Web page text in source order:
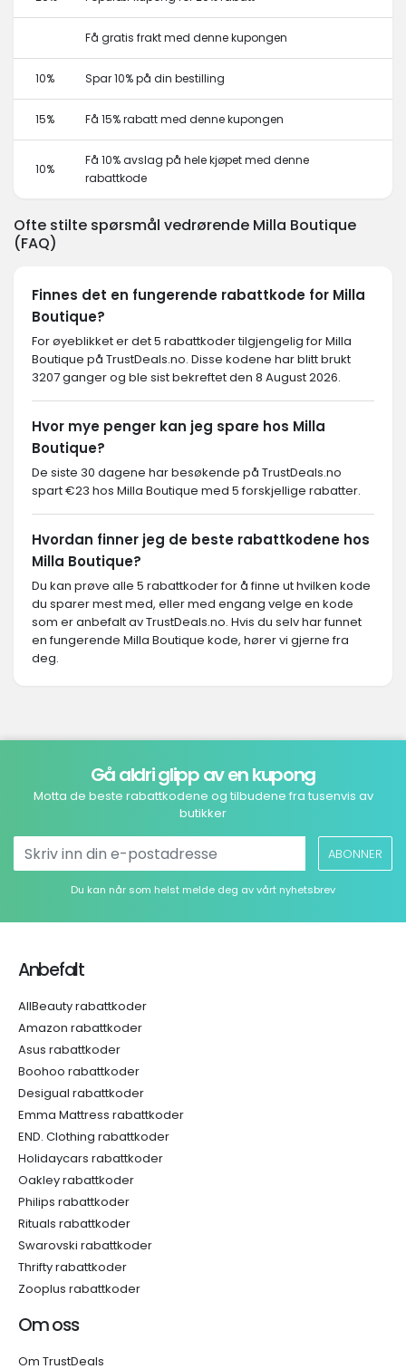
Få gratis frakt med denne kupongen
10% Spar 10% på din bestilling
15% Få 15% rabatt med denne kupongen
10%
Få 10% avslag på hele kjøpet med denne
rabattkode
Ofte stilte spørsmål vedrørende Milla Boutique
(FAQ)
Finnes det en fungerende rabattkode for Milla
Boutique?
For øyeblikket er det 5 rabattkoder tilgjengelig for Milla
Boutique på TrustDeals.no. Disse kodene har blitt brukt
3207 ganger og ble sist bekreftet den 8 August 2026.
Hvor mye penger kan jeg spare hos Milla
Boutique?
De siste 30 dagene har besøkende på TrustDeals.no
spart €23 hos Milla Boutique med 5 forskjellige rabatter.
Hvordan finner jeg de beste rabattkodene hos
Milla Boutique?
Du kan prøve alle 5 rabattkoder for å finne ut hvilken kode
du sparer mest med, eller med engang velge en kode
som er anbefalt av TrustDeals.no. Hvis du selv har funnet
en fungerende Milla Boutique kode, hører vi gjerne fra
deg.
Gå aldri glipp av en kupong
Motta de beste rabattkodene og tilbudene fra tusenvis av
butikker
ABONNER
Du kan når som helst melde deg av vårt nyhetsbrev
Anbefalt
AllBeauty rabattkoder
Amazon rabattkoder
Asus rabattkoder
Boohoo rabattkoder
Desigual rabattkoder
Emma Mattress rabattkoder
END. Clothing rabattkoder
Holidaycars rabattkoder
Oakley rabattkoder
Philips rabattkoder
Rituals rabattkoder
Swarovski rabattkoder
Thrifty rabattkoder
Zooplus rabattkoder
Om oss
Om TrustDeals